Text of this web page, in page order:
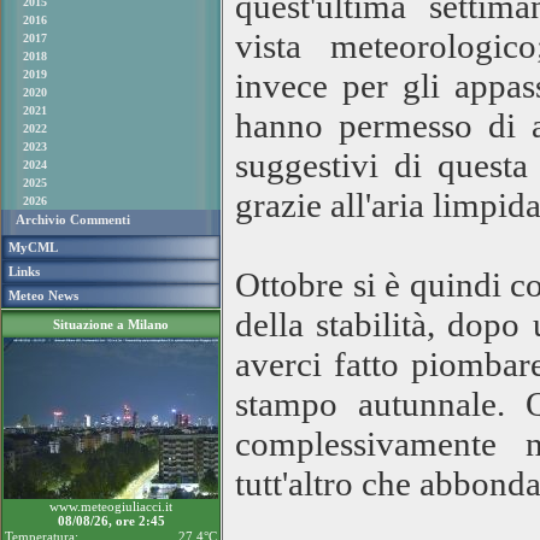
2016
2017
2018
2019
2020
2021
2022
2023
2024
2025
2026
Archivio Commenti
MyCML
Links
Meteo News
Situazione a Milano
www.meteogiuliacci.it
08/08/26, ore 2:45
Temperatura:
27.4°C
vista
invece per gli
hanno permesso di
suggestivi di
grazie all'aria
Ottobre si è quindi
della stabilità, dopo
averci fatto
stampo
tutt'altro che